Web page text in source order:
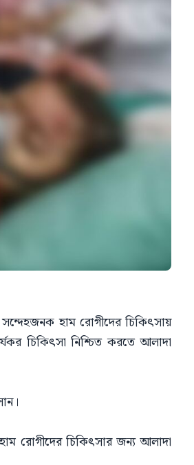
সন্দেহজনক হাম রোগীদের চিকিৎসায়
চিকিৎসা নিশ্চিত করতে আলাদা
রোগীদের চিকিৎসার জন্য আলাদা